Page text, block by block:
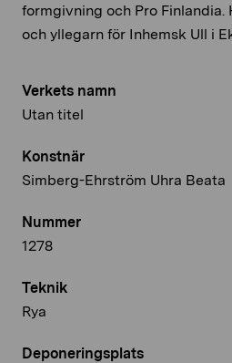
Verkets namn
Utan titel
Konstnär
Simberg-Ehrström Uhra Beata
Nummer
1278
Teknik
Rya
Deponeringsplats
formgivning och Pro Finlandia.
och yllegarn för Inhemsk Ull i